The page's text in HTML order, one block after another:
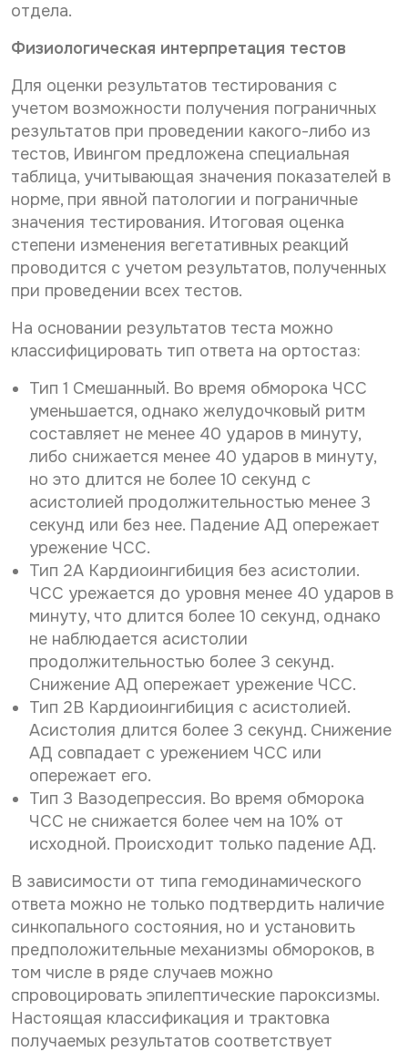
отдела.
Физиологическая интерпретация тестов
Для оценки результатов тестирования с
учетом возможности получения пограничных
результатов при проведении какого-либо из
тестов, Ивингом пред­ложена специальная
таблица, учитывающая значения показателей в
норме, при явной патологии и пограничные
значения тестирования. Итоговая оценка
степени изменения вегетативных реакций
проводится с учетом результа­тов, полученных
при проведении всех тестов.
На основании результатов теста можно
классифицировать тип ответа на ортостаз:
Тип 1 Смешанный. Во время обморока ЧСС
уменьшается, однако желудочковый ритм
составляет не менее 40 ударов в минуту,
либо снижается менее 40 ударов в минуту,
но это длится не более 10 секунд с
асистолией продолжительностью менее 3
секунд или без нее. Падение АД опережает
урежение ЧСС.
Тип 2A Кардиоингибиция без асистолии.
ЧСС урежается до уровня менее 40 ударов в
минуту, что длится более 10 секунд, однако
не наблюдается асистолии
продолжительностью более 3 секунд.
Снижение АД опережает урежение ЧСС.
Тип 2B Кардиоингибиция с асистолией.
Асистолия длится более 3 секунд. Снижение
АД совпадает с урежением ЧСС или
опережает его.
Тип 3 Вазодепрессия. Во время обморока
ЧСС не снижается более чем на 10% от
исходной. Происходит только падение АД.
В зависимости от типа гемодинамического
ответа можно не только подтвердить наличие
синкопального состояния, но и установить
предположительные механизмы обмороков, в
том числе в ряде случаев можно
спровоцировать эпилептические пароксизмы.
Настоящая классификация и трактовка
получаемых результатов соответствует